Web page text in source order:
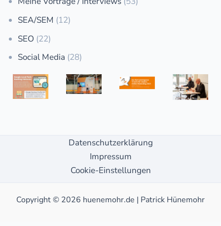
SEA/SEM (12)
SEO (22)
Social Media (28)
Datenschutzerklärung
Impressum
Cookie-Einstellungen
Copyright © 2026 huenemohr.de | Patrick Hünemohr